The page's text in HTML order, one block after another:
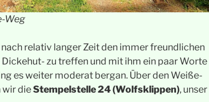
Weg
relativ langer Zeit den immer freundlichen
Dickehut- zu treffen und mit ihm ein paar Worte
es weiter moderat bergan. Über den Weiße-
wir dieStempelstelle 24 (Wolfsklippen), unser